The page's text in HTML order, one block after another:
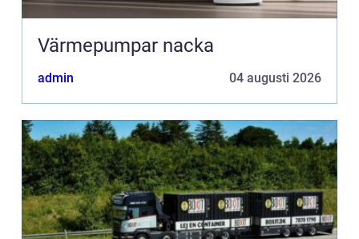
Värmepumpar nacka
admin 04 augusti 2026